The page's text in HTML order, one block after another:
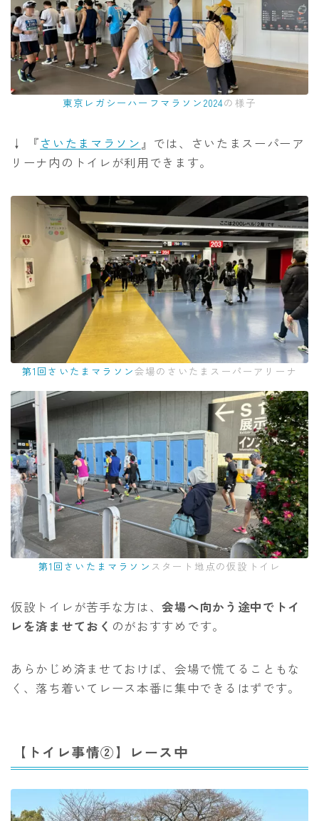
東京レガシーハーフマラソン2024の様子
↓ 『さいたまマラソン』では、さいたまスーパーア
リーナ内のトイレが利用できます。
第1回さいたまマラソン会場のさいたまスーパーアリーナ
第1回さいたまマラソン スタート地点の仮設トイレ
仮設トイレが苦手な方は、会場へ向かう途中でトイ
レを済ませておく のがおすすめです。
あらかじめ済ませておけば、会場で慌てることもな
く、落ち着いてレース本番に集中できるはずです。
【トイレ事情②】レース中